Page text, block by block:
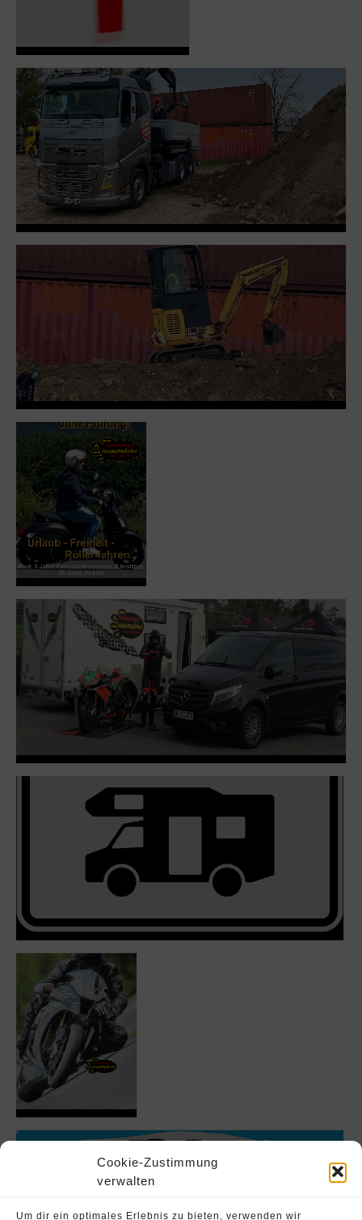
Cookie-Zustimmung
verwalten
Um dir ein optimales Erlebnis zu bieten, verwenden wir